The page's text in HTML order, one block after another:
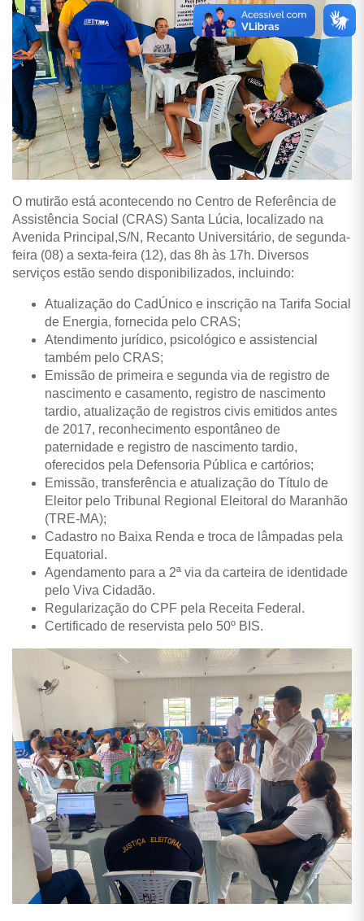
O mutirão está acontecendo no Centro de Referência de
Assistência Social (CRAS) Santa Lúcia, localizado na
Avenida Principal,S/N, Recanto Universitário, de segunda-
feira (08) a sexta-feira (12), das 8h às 17h. Diversos
serviços estão sendo disponibilizados, incluindo:
Atualização do CadÚnico e inscrição na Tarifa Social
de Energia, fornecida pelo CRAS;
Atendimento jurídico, psicológico e assistencial
também pelo CRAS;
Emissão de primeira e segunda via de registro de
nascimento e casamento, registro de nascimento
tardio, atualização de registros civis emitidos antes
de 2017, reconhecimento espontâneo de
paternidade e registro de nascimento tardio,
oferecidos pela Defensoria Pública e cartórios;
Emissão, transferência e atualização do Título de
Eleitor pelo Tribunal Regional Eleitoral do Maranhão
(TRE-MA);
Cadastro no Baixa Renda e troca de lâmpadas pela
Equatorial.
Agendamento para a 2ª via da carteira de identidade
pelo Viva Cidadão.
Regularização do CPF pela Receita Federal.
Certificado de reservista pelo 50º BIS.